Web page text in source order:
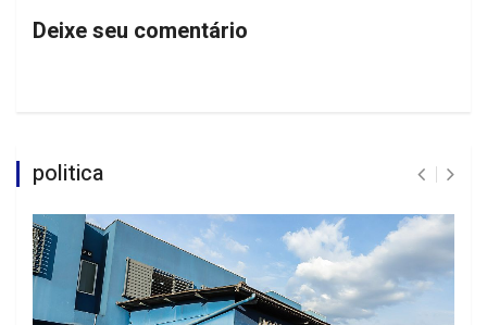
Deixe seu comentário
politica